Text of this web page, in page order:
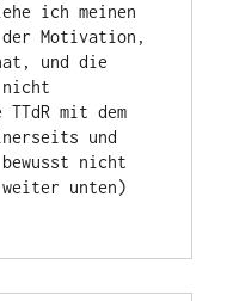
ich meinen
Motivation,
und die
mit dem
und
unten)